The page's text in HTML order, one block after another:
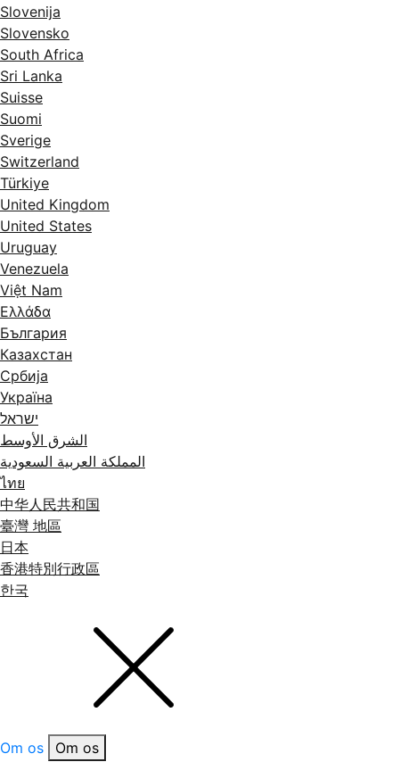
Slovenija
Slovensko
South Africa
Sri Lanka
Suisse
Suomi
Sverige
Switzerland
Türkiye
United Kingdom
United States
Uruguay
Venezuela
Việt Nam
Ελλάδα
България
Казахстан
Србија
Україна
ישראל
الشرق الأوسط
المملكة العربية السعودية
ไทย
中华人民共和国
臺灣 地區
日本
香港特別行政區
한국
Om os
Om os